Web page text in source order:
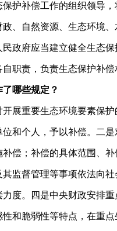
护补偿工作的组织领导
、自然资源、生态环境
政府应当建立健全生态
职责，负责生态保护补偿
哪些规定？
展重要生态环境要素保
和个人，予以补偿。二
偿；补偿的具体范围、
监督管理等事项依法向
度。四是中央财政安排
和脆弱性等特点，在重